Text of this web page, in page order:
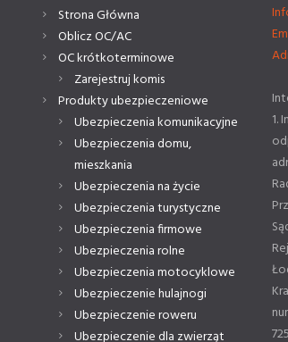
Strona Główna
Oblicz OC/AC
OC krótkoterminowe
Zarejestruj komis
Produkty ubezpieczeniowe
Ubezpieczenia komunikacyjne
Ubezpieczenia domu,
mieszkania
Ubezpieczenia na życie
Ubezpieczenia turystyczne
Ubezpieczenia firmowe
Ubezpieczenia rolne
Ubezpieczenia motocyklowe
Ubezpieczenie hulajnogi
Ubezpieczenie roweru
Ubezpieczenie dla zwierząt
1.